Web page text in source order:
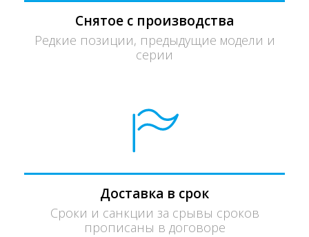
Снятое с производства
Редкие позиции, предыдущие модели и
серии
Доставка в срок
Сроки и санкции за срывы сроков
прописаны в договоре